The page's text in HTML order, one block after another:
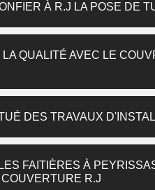
À R.J LA POSE DE
QUALITÉ AVEC LE
DES TRAVAUX
FAITIÈRES À
R.J